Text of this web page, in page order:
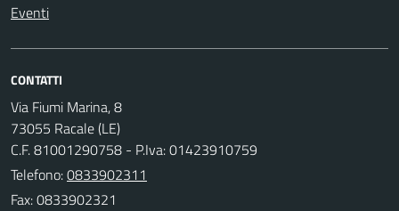
Eventi
CONTATTI
Via Fiumi Marina, 8
73055 Racale (LE)
C.F. 81001290758 - P.Iva: 01423910759
Telefono:0833902311
Fax: 0833902321